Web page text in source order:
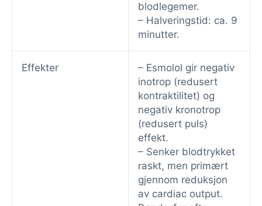
blodlegemer.
– Halveringstid: ca. 9
minutter.
Effekter
– Esmolol gir negativ
inotrop (redusert
kontraktilitet) og
negativ kronotrop
(redusert puls)
effekt.
– Senker blodtrykket
raskt, men primært
gjennom reduksjon
av cardiac output.